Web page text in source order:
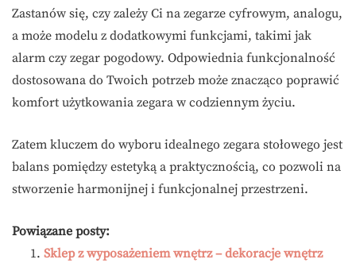
Zastanów się, czy zależy Ci na zegarze cyfrowym, analogu,
a może modelu z dodatkowymi funkcjami, takimi jak
alarm czy zegar pogodowy. Odpowiednia funkcjonalność
dostosowana do Twoich potrzeb może znacząco poprawić
komfort użytkowania zegara w codziennym życiu.
Zatem kluczem do wyboru idealnego zegara stołowego jest
balans pomiędzy estetyką a praktycznością, co pozwoli na
stworzenie harmonijnej i funkcjonalnej przestrzeni.
Powiązane posty:
Sklep z wyposażeniem wnętrz – dekoracje wnętrz